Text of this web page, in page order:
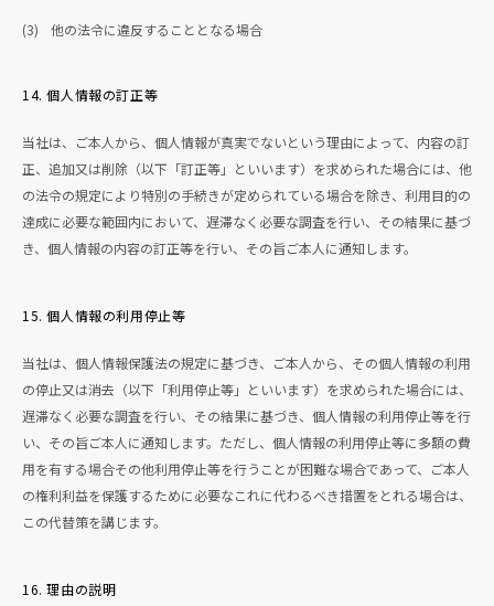
(3) 他の法令に違反することとなる場合
14. 個人情報の訂正等
当社は、ご本人から、個人情報が真実でないという理由によって、内容の訂
正、追加又は削除（以下「訂正等」といいます）を求められた場合には、他
の法令の規定により特別の手続きが定められている場合を除き、利用目的の
達成に必要な範囲内において、遅滞なく必要な調査を行い、その結果に基づ
き、個人情報の内容の訂正等を行い、その旨ご本人に通知します。
15. 個人情報の利用停止等
当社は、個人情報保護法の規定に基づき、ご本人から、その個人情報の利用
の停止又は消去（以下「利用停止等」といいます）を求められた場合には、
遅滞なく必要な調査を行い、その結果に基づき、個人情報の利用停止等を行
い、その旨ご本人に通知します。ただし、個人情報の利用停止等に多額の費
用を有する場合その他利用停止等を行うことが困難な場合であって、ご本人
の権利利益を保護するために必要なこれに代わるべき措置をとれる場合は、
この代替策を講じます。
16. 理由の説明